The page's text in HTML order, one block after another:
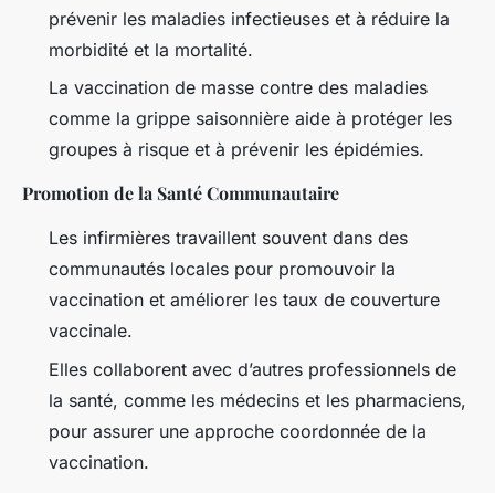
prévenir les maladies infectieuses et à réduire la
morbidité et la mortalité.
La vaccination de masse contre des maladies
comme la grippe saisonnière aide à protéger les
groupes à risque et à prévenir les épidémies.
Promotion de la Santé Communautaire
Les infirmières travaillent souvent dans des
communautés locales pour promouvoir la
vaccination et améliorer les taux de couverture
vaccinale.
Elles collaborent avec d’autres professionnels de
la santé, comme les médecins et les pharmaciens,
pour assurer une approche coordonnée de la
vaccination.